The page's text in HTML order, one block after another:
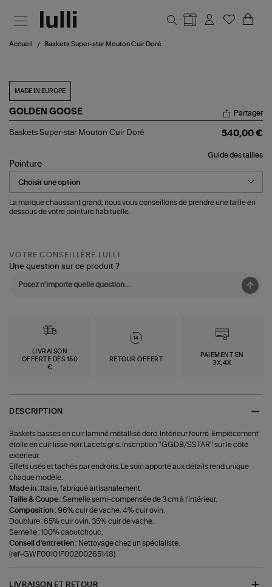
Accueil Baskets Super-star Mouton Cuir Doré
MADE IN EUROPE
GOLDEN GOOSE
Baskets
Mouton
Cuir
Doré
Partager
Baskets Super-star Mouton Cuir Doré 540,00 €
Guide des tailles
Pointure
La marque chaussant grand, nous vous conseillons de prendre une taille en
dessous de votre pointure habituelle.
VOTRE CONSEILLÈRE LULLI
Une question sur ce produit ?
LIVRAISON
OFFERTE DÈS 150
€
RETOUR OFFERT
PAIEMENT EN
3X,4X
DESCRIPTION
Baskets basses en cuir laminé métallisé doré. Intérieur fourré. Empiècement
étoile en cuir lisse noir. Lacets gris. Inscription "GGDB/SSTAR" sur le côté
extérieur.
Effets usés et tachés par endroits. Le soin apporté aux détails rend unique
chaque modèle.
Made in : Italie, fabriqué artisanalement.
Taille & Coupe :Semelle semi-compensée de 3 cm à l'intérieur.
Composition : 96% cuir de vache, 4% cuir ovin.
Doublure : 65% cuir ovin, 35% cuir de vache.
Semelle : 100% caoutchouc.
Conseil d'entretien : Nettoyage chez un spécialiste.
(ref-GWF00101F00200265148)
LIVRAISON ET RETOUR